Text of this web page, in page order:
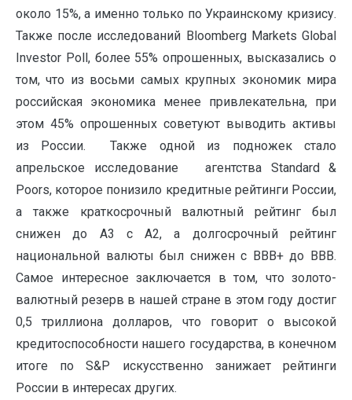
около 15%, а именно только по Украинскому кризису.
Также после исследований Bloomberg Markets Global
Investor Poll, более 55% опрошенных, высказались о
том, что из восьми самых крупных экономик мира
российская экономика менее привлекательна, при
этом 45% опрошенных советуют выводить активы
из России. Также одной из подножек стало
апрельское исследование агентства Standard &
Poors, которое понизило кредитные рейтинги России,
а также краткосрочный валютный рейтинг был
снижен до A3 с А2, а долгосрочный рейтинг
национальной валюты был снижен с ВВВ+ до ВВВ.
Самое интересное заключается в том, что золото-
валютный резерв в нашей стране в этом году достиг
0,5 триллиона долларов, что говорит о высокой
кредитоспособности нашего государства, в конечном
итоге по S&P искусственно занижает рейтинги
России в интересах других.